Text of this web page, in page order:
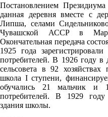
762
59%
2
218°
06.08
21:00
19.1°
Постановлением
данная деревня вместе с
Липша, селами
Чувашской АССР в
Окончательная передача
1925 года
потребителей. В 1926 году
сельсовета в 92
школа I ступени,
обучались 21 мальчик и
потребителей. В 1929 году
здания школы.